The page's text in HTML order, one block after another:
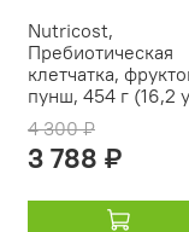
Nutricost,
Пребиотическая
клетчатка,
пунш, 454 г (16,2
4 300 ₽
3 788 ₽